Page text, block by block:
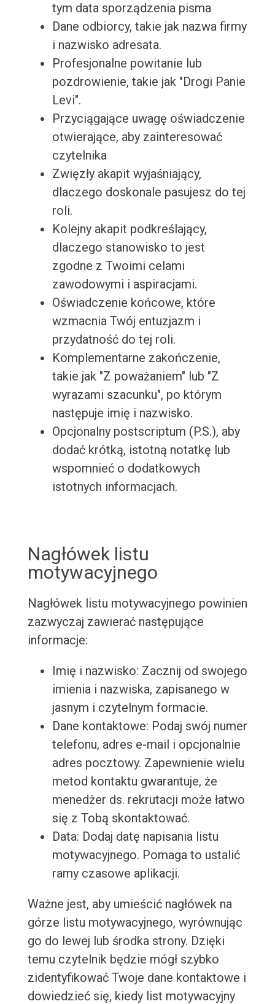
tym data sporządzenia pisma
Dane odbiorcy, takie jak nazwa firmy
i nazwisko adresata.
Profesjonalne powitanie lub
pozdrowienie, takie jak "Drogi Panie
Levi".
Przyciągające uwagę oświadczenie
otwierające, aby zainteresować
czytelnika
Zwięzły akapit wyjaśniający,
dlaczego doskonale pasujesz do tej
roli.
Kolejny akapit podkreślający,
dlaczego stanowisko to jest
zgodne z Twoimi celami
zawodowymi i aspiracjami.
Oświadczenie końcowe, które
wzmacnia Twój entuzjazm i
przydatność do tej roli.
Komplementarne zakończenie,
takie jak "Z poważaniem" lub "Z
wyrazami szacunku", po którym
następuje imię i nazwisko.
Opcjonalny postscriptum (P.S.), aby
dodać krótką, istotną notatkę lub
wspomnieć o dodatkowych
istotnych informacjach.
Nagłówek listu
motywacyjnego
Nagłówek listu motywacyjnego powinien
zazwyczaj zawierać następujące
informacje:
Imię i nazwisko: Zacznij od swojego
imienia i nazwiska, zapisanego w
jasnym i czytelnym formacie.
Dane kontaktowe: Podaj swój numer
telefonu, adres e-mail i opcjonalnie
adres pocztowy. Zapewnienie wielu
metod kontaktu gwarantuje, że
menedżer ds. rekrutacji może łatwo
się z Tobą skontaktować.
Data: Dodaj datę napisania listu
motywacyjnego. Pomaga to ustalić
ramy czasowe aplikacji.
Ważne jest, aby umieścić nagłówek na
górze listu motywacyjnego, wyrównując
go do lewej lub środka strony. Dzięki
temu czytelnik będzie mógł szybko
zidentyfikować Twoje dane kontaktowe i
dowiedzieć się, kiedy list motywacyjny